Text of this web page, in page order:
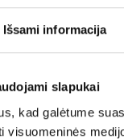
Išsami informacija
slapukai
kad galėtume
visuomeninės
1.6/2.35
Vellore
PALYGINTI